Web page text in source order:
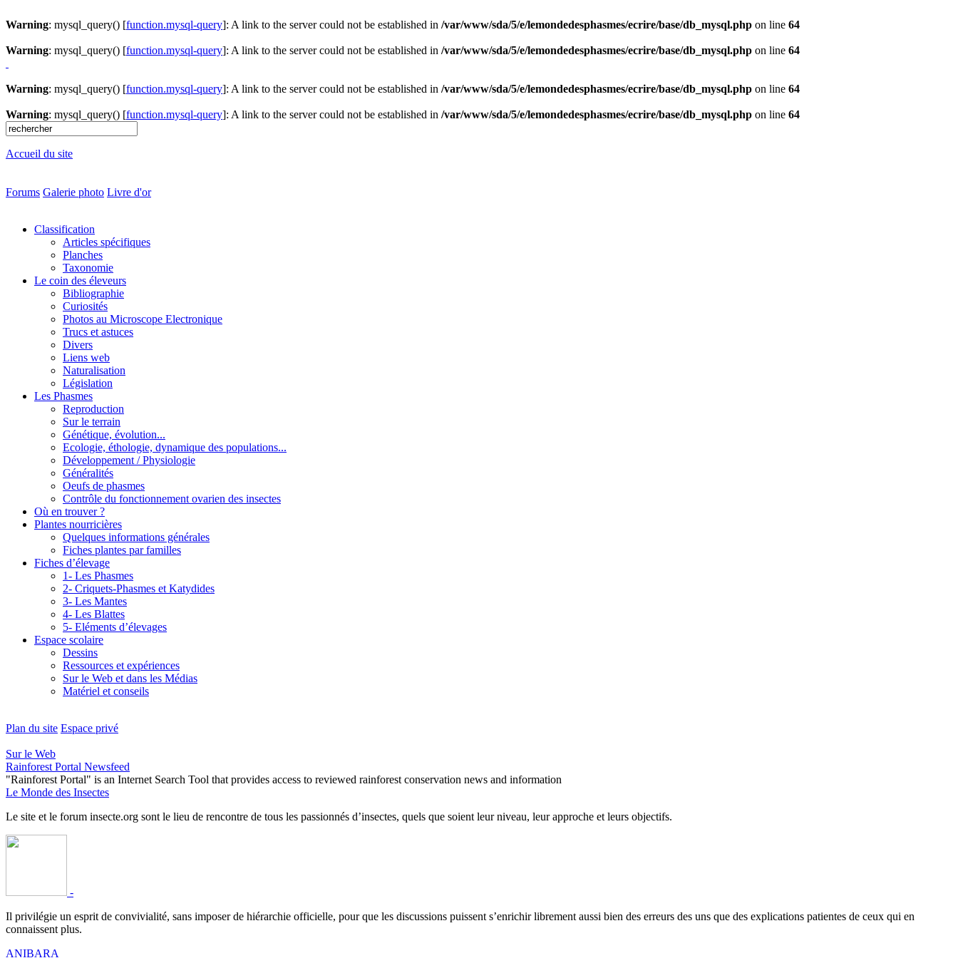
Warning: mysql_query() [function.mysql-query]: A link to the server could not be established in /var/www/sda/5/e/lemondedesphasmes/ecrire/base/db_mysql.php on line 64
Warning: mysql_query() [function.mysql-query]: A link to the server could not be established in /var/www/sda/5/e/lemondedesphasmes/ecrire/base/db_mysql.php on line 64
Warning: mysql_query() [function.mysql-query]: A link to the server could not be established in /var/www/sda/5/e/lemondedesphasmes/ecrire/base/db_mysql.php on line 64
Warning: mysql_query() [function.mysql-query]: A link to the server could not be established in /var/www/sda/5/e/lemondedesphasmes/ecrire/base/db_mysql.php on line 64
Accueil du site
Forums Galerie photo Livre d'or
Classification
Articles spécifiques
Planches
Taxonomie
Le coin des éleveurs
Bibliographie
Curiosités
Photos au Microscope Electronique
Trucs et astuces
Divers
Liens web
Naturalisation
Législation
Les Phasmes
Reproduction
Sur le terrain
Génétique, évolution...
Ecologie, éthologie, dynamique des populations...
Développement / Physiologie
Généralités
Oeufs de phasmes
Contrôle du fonctionnement ovarien des insectes
Où en trouver ?
Plantes nourricières
Quelques informations générales
Fiches plantes par familles
Fiches d’élevage
1- Les Phasmes
2- Criquets-Phasmes et Katydides
3- Les Mantes
4- Les Blattes
5- Eléments d’élevages
Espace scolaire
Dessins
Ressources et expériences
Sur le Web et dans les Médias
Matériel et conseils
Plan du site Espace privé
Sur le Web
Rainforest Portal Newsfeed
"Rainforest Portal" is an Internet Search Tool that provides access to reviewed rainforest conservation news and information
Le Monde des Insectes
Le site et le forum insecte.org sont le lieu de rencontre de tous les passionnés d’insectes, quels que soient leur niveau, leur approche et leurs objectifs.
-
Il privilégie un esprit de convivialité, sans imposer de hiérarchie officielle, pour que les discussions puissent s’enrichir librement aussi bien des erreurs des uns que des explications patientes de ceux qui en
connaissent plus.
ANIBARA